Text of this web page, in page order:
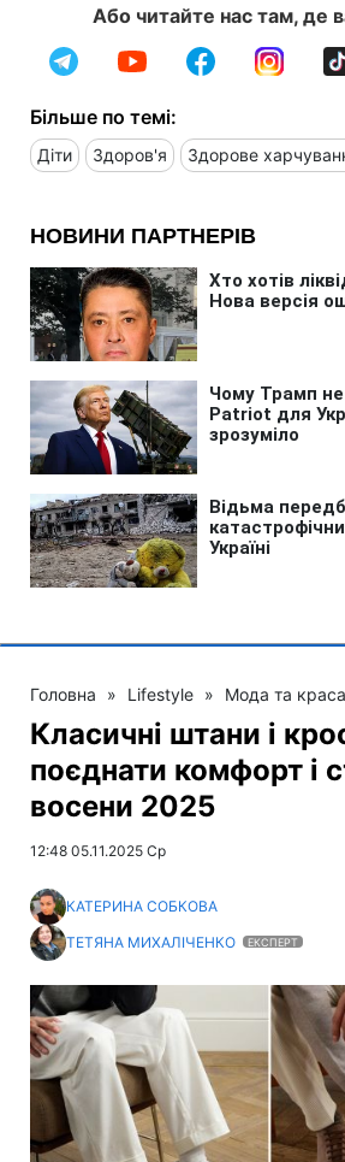
Або читайте нас там, де
Більше по темі:
Діти Здоров'я Здорове
Головна » Lifestyle » Мода та краса
Класичні штани і
поєднати комфорт і
восени 2025
12:48 05.11.2025 Ср
КАТЕРИНА СОБКОВА
ТЕТЯНА МИХАЛІЧЕНКО
ЕКСПЕРТ